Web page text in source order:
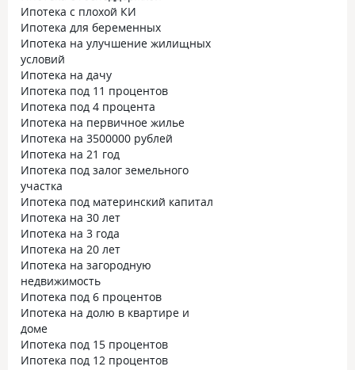
Ипотека с плохой КИ
Ипотека для беременных
Ипотека на улучшение жилищных
условий
Ипотека на дачу
Ипотека под 11 процентов
Ипотека под 4 процента
Ипотека на первичное жилье
Ипотека на 3500000 рублей
Ипотека на 21 год
Ипотека под залог земельного
участка
Ипотека под материнский капитал
Ипотека на 30 лет
Ипотека на 3 года
Ипотека на 20 лет
Ипотека на загородную
недвижимость
Ипотека под 6 процентов
Ипотека на долю в квартире и
доме
Ипотека под 15 процентов
Ипотека под 12 процентов